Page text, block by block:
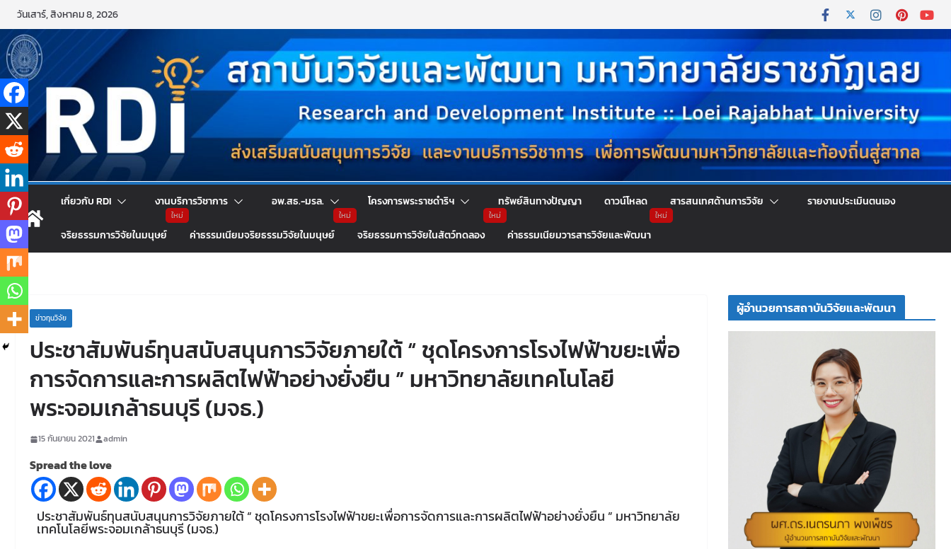
วันเสาร์, สิงหาคม 8, 2026
เกี่ยวกับ RDI งานบริการวิชาการ อพ.สธ.-มรล. โครงการพระราชดำริฯ ทรัพย์สินทางปัญญา ดาวน์โหลด สารสนเทศด้านการวิจัย รายงานประเมินตนเอง
จริยธรรมการวิจัยในมนุษย์ ค่าธรรมเนียมจริยธรรมวิจัยในมนุษย์ จริยธรรมการวิจัยในสัตว์ทดลอง ค่าธรรมเนียมวารสารวิจัยและพัฒนา
ข่าวทุนวิจัย
ประชาสัมพันธ์ทุนสนับสนุนการวิจัยภายใต้ “ ชุดโครงการโรงไฟฟ้าขยะเพื่อ
การจัดการและการผลิตไฟฟ้าอย่างยั่งยืน ” มหาวิทยาลัยเทคโนโลยี
พระจอมเกล้าธนบุรี (มจธ.)
15 กันยายน 2021 admin
Spread the love
ประชาสัมพันธ์ทุนสนับสนุนการวิจัยภายใต้ “ ชุดโครงการโรงไฟฟ้าขยะเพื่อการจัดการและการผลิตไฟฟ้าอย่างยั่งยืน ” มหาวิทยาลัย
เทคโนโลยีพระจอมเกล้าธนบุรี (มจธ.)
ผู้อำนวยการสถาบันวิจัยและพัฒนา